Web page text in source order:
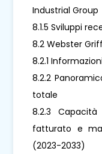
Industrial Group
8.1.5 Sviluppi
8.2 Webster
8.2.1
8.2.2
totale
8.2.3
fatturato e
(2023-2033)